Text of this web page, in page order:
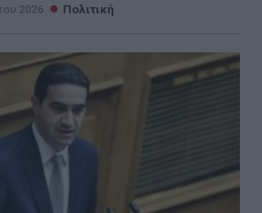
2026 Πολιτική